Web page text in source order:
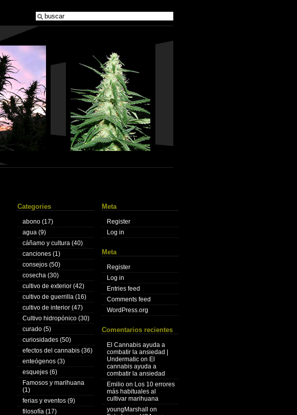
Categories
abono (17)
agua (9)
cáñamo y cultura (40)
canciones (1)
consejos (50)
cosecha (30)
cultivo de exterior (42)
cultivo de guerrilla (16)
cultivo de interior (47)
Cultivo hidropónico (30)
curado (5)
curiosidades (50)
efectos del cannabis (36)
enteógenos (3)
esquejes (6)
Famosos y marihuana
(1)
ferias y eventos (9)
filosofía (17)
Meta
Register
Log in
Meta
Register
Log in
Entries feed
Comments feed
WordPress.org
Comentarios recientes
El Cannabis ayuda a
combatir la ansiedad |
Undermatic on El
cannabis ayuda a
combatir la ansiedad
Emilio on Los 10 errores
más habituales al
cultivar marihuana
youngMarshall on